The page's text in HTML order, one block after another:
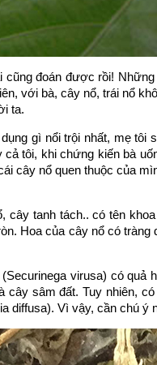
cũng đoán được rồi!
với bà, cây nổ, trái nổ
ta.
gì nổi trội nhất, mẹ
tôi, khi chứng kiến bà
cây nổ quen thuộc của
cây tanh tách.. có tên
Hoa của cây nổ có
virusa) có quả
cây sâm đất. Tuy nhiên,
diffusa). Vì vậy, cần chú ý